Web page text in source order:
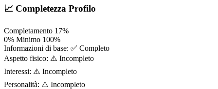
📈 Completezza Profilo
Completamento 17%
0% Minimo 100%
Informazioni di base: ✅ Completo
Aspetto fisico: ⚠️ Incompleto
Interessi: ⚠️ Incompleto
Personalità: ⚠️ Incompleto